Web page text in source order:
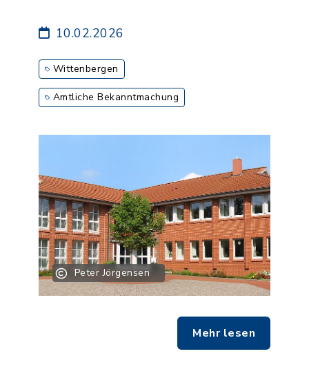
10.02.2026
Wittenbergen
Amtliche Bekanntmachung
Peter Jörgensen
Mehr lesen